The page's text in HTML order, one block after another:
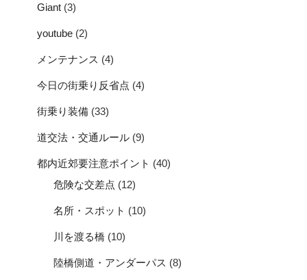
Giant (3)
youtube (2)
メンテナンス (4)
今日の街乗り反省点 (4)
街乗り装備 (33)
道交法・交通ルール (9)
都内近郊要注意ポイント (40)
危険な交差点 (12)
名所・スポット (10)
川を渡る橋 (10)
陸橋側道・アンダーパス (8)